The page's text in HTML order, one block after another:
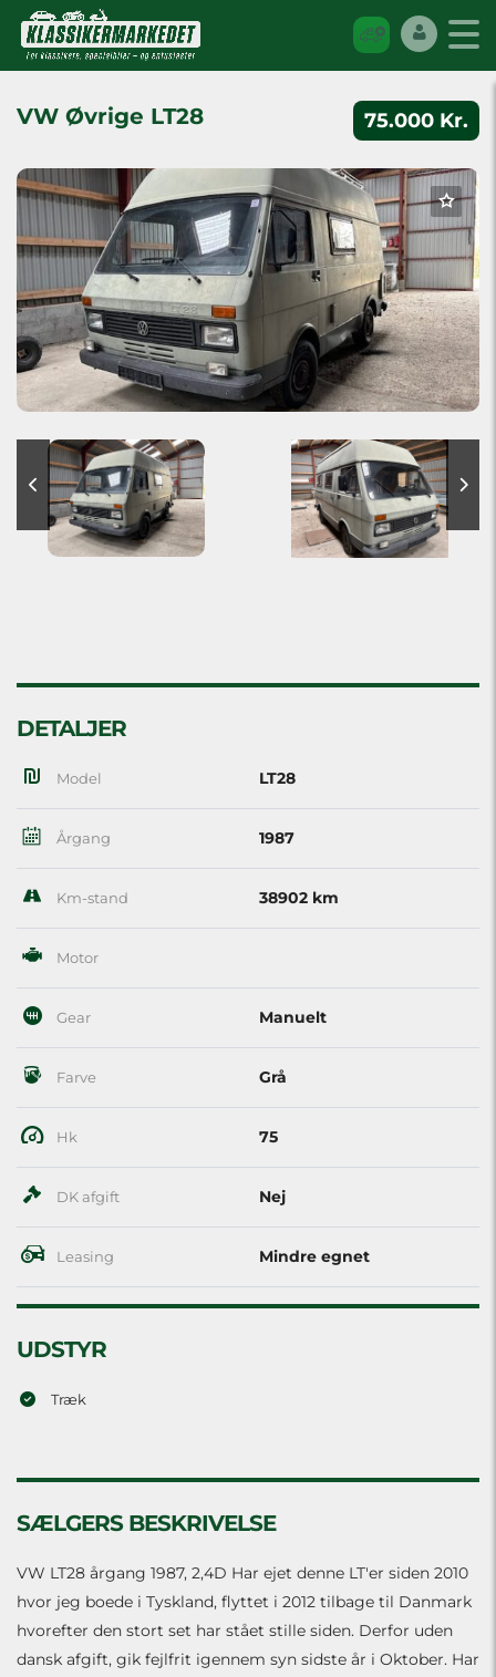
75.000 Kr.
VW Øvrige LT28
DETALJER
Model LT28
Årgang 1987
Km-stand 38902 km
Motor
Gear Manuelt
Farve Grå
Hk 75
DK afgift Nej
Leasing Mindre egnet
UDSTYR
Træk
SÆLGERS BESKRIVELSE
VW LT28 årgang 1987, 2,4D Har ejet denne LT'er siden 2010
hvor jeg boede i Tyskland, flyttet i 2012 tilbage til Danmark
hvorefter den stort set har stået stille siden. Derfor uden
dansk afgift, gik fejlfrit igennem syn sidste år i Oktober. Har